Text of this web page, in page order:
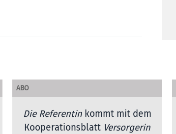
ABO
Die Referentin kommt mit dem
Kooperationsblatt Versorgerin